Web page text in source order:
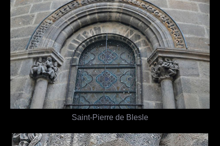
Saint-Pierre de Blesle